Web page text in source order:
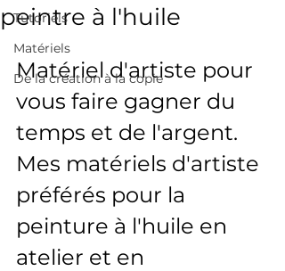
Tutoriels
Matériels
De la création à la copie
peintre à l'huile
Matériel d'artiste pour
vous faire gagner du
temps et de l'argent.
Mes matériels d'artiste
préférés pour la
peinture à l'huile en
atelier et en